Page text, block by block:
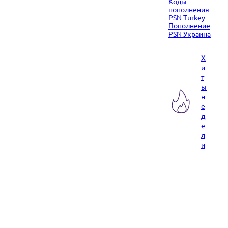
пополнения
PSN Turkey
Пополнение
PSN Украина
Х
и
т
ы
н
е
д
е
л
и